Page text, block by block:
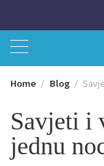
Home Blog
Savjeti i
jednu